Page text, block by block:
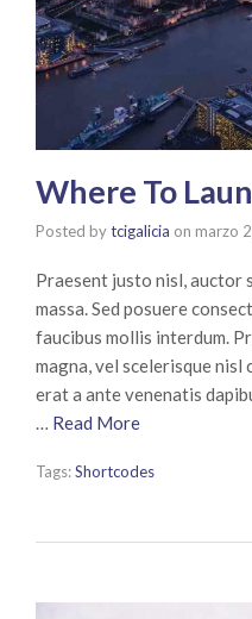
Where To
Posted bytcigalicia on marzo
Praesent justo nisl, auctor
massa. Sed posuere
faucibus mollis interdum.
magna, vel scelerisque
erat a ante venenatis
… Read More
Tags:Shortcodes